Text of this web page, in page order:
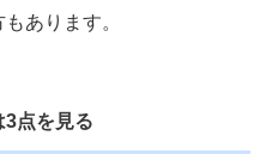
あります。
3点を見る